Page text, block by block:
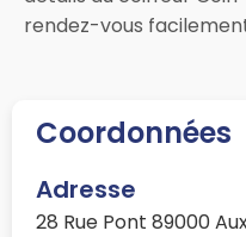
rendez-vous
Coordonnées
Adresse
28 Rue Pont 89000